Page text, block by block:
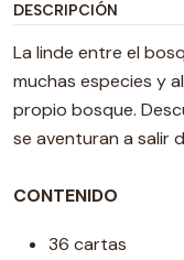
DESCRIPCIÓN
La linde entre el
muchas especies y
propio bosque.
se aventuran a salir
CONTENIDO
36 cartas